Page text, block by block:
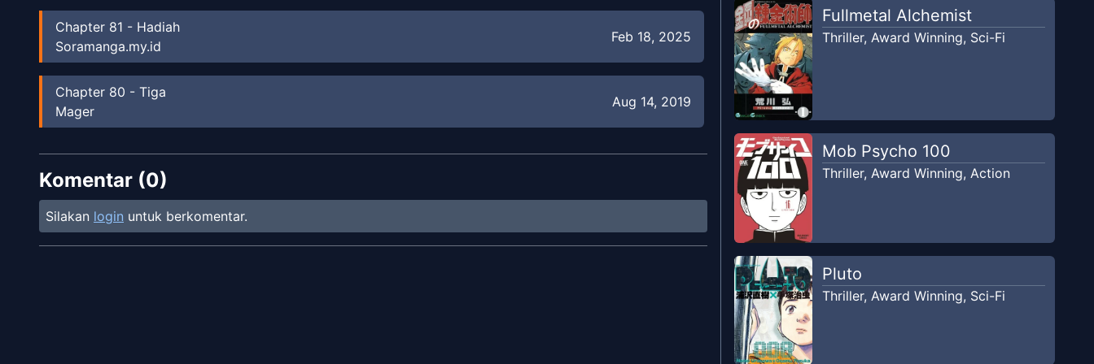
Chapter 81 - Hadiah
Soramanga.my.id
Feb 18, 2025
Chapter 80 - Tiga
Mager
Aug 14, 2019
Chapter73
Soramanga.my.id
Chapter72
Soramanga.my.id
Oct 15, 2025
Komentar (0)
Silakan login untuk berkomentar.
Fullmetal Alchemist
Thriller, Award Winning, Sci-Fi
Mob Psycho 100
Thriller, Award Winning, Action
Pluto
Thriller, Award Winning, Sci-Fi